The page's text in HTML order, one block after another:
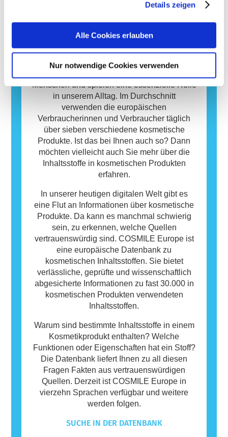
Details zeigen
Alle Cookies erlauben
Nur notwendige Cookies verwenden
potenziellen Risiken ab, einschließlich
Stoffe reagiert, die für die meisten Menschen
bezeichnet. Kosmetika und
Körperpflegeprodukte können Inhaltsstoffe
enthalten, die bei manchen Menschen eine
Allergie auslösen können. Das bedeutet
jedoch nicht, dass das Produkt für andere
Personen nicht sicher ist.
Datenbank
Menschen und spielen eine essenzielle Rolle
in unserem Alltag. Im Durchschnitt
verwenden die europäischen
Verbraucherinnen und Verbraucher täglich
über sieben verschiedene kosmetische
Produkte. Ist das bei Ihnen auch so? Dann
möchten vielleicht auch Sie mehr über die
Inhaltsstoffe in kosmetischen Produkten
erfahren.
In unserer heutigen digitalen Welt gibt es
eine Flut an Informationen über kosmetische
Produkte. Da kann es manchmal schwierig
sein, zu erkennen, welche Quellen
vertrauenswürdig sind. COSMILE Europe ist
eine europäische Datenbank zu
kosmetischen Inhaltsstoffen. Sie bietet
verlässliche, geprüfte und wissenschaftlich
abgesicherte Informationen zu fast 30.000 in
kosmetischen Produkten verwendeten
Inhaltsstoffen.
Warum sind bestimmte Inhaltsstoffe in einem
Kosmetikprodukt enthalten? Welche
Funktionen oder Eigenschaften hat ein Stoff?
Die Datenbank liefert Ihnen zu all diesen
Fragen Fakten aus vertrauenswürdigen
Quellen. Derzeit ist COSMILE Europe in
vierzehn Sprachen verfügbar und weitere
werden folgen.
SUCHE IN DER DATENBANK